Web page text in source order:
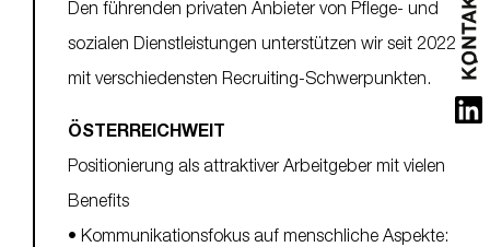
Den führenden privaten Anbieter von Pflege- und
sozialen Dienstleistungen unterstützen wir seit 2022
mit verschiedensten Recruiting-Schwerpunkten.
ÖSTERREICHWEIT
Positionierung als attraktiver Arbeitgeber mit vielen
Benefits
• Kommunikationsfokus auf menschliche Aspekte: